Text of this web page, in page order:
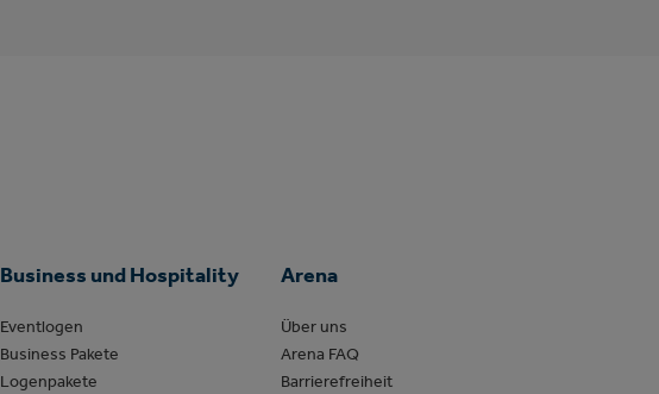
Business und Hospitality
Eventlogen
Business Pakete
Logenpakete
Arena
Über uns
Arena FAQ
Barrierefreiheit